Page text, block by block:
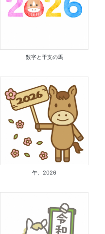
数字と干支の馬
午、2026